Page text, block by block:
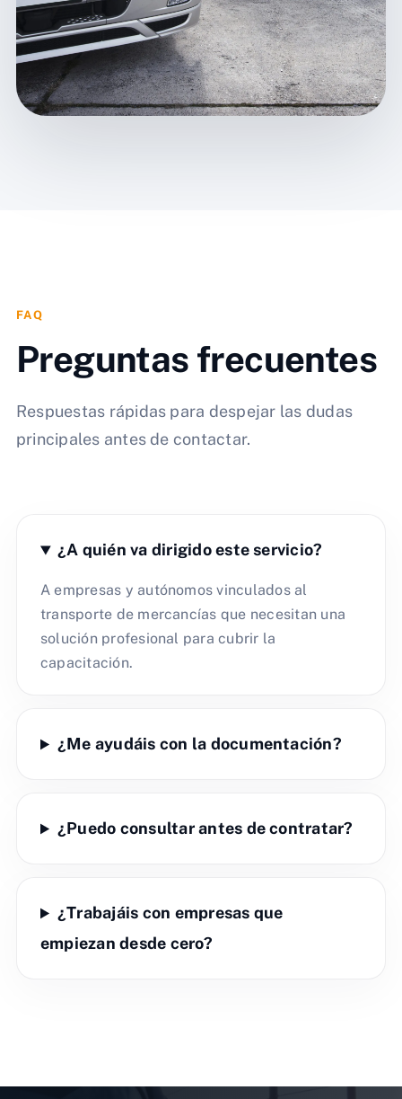
FAQ
Preguntas frecuentes
Respuestas rápidas para despejar las dudas
principales antes de contactar.
¿A quién va dirigido este servicio?
A empresas y autónomos vinculados al
transporte de mercancías que necesitan una
solución profesional para cubrir la
capacitación.
¿Me ayudáis con la documentación?
¿Puedo consultar antes de contratar?
¿Trabajáis con empresas que
empiezan desde cero?